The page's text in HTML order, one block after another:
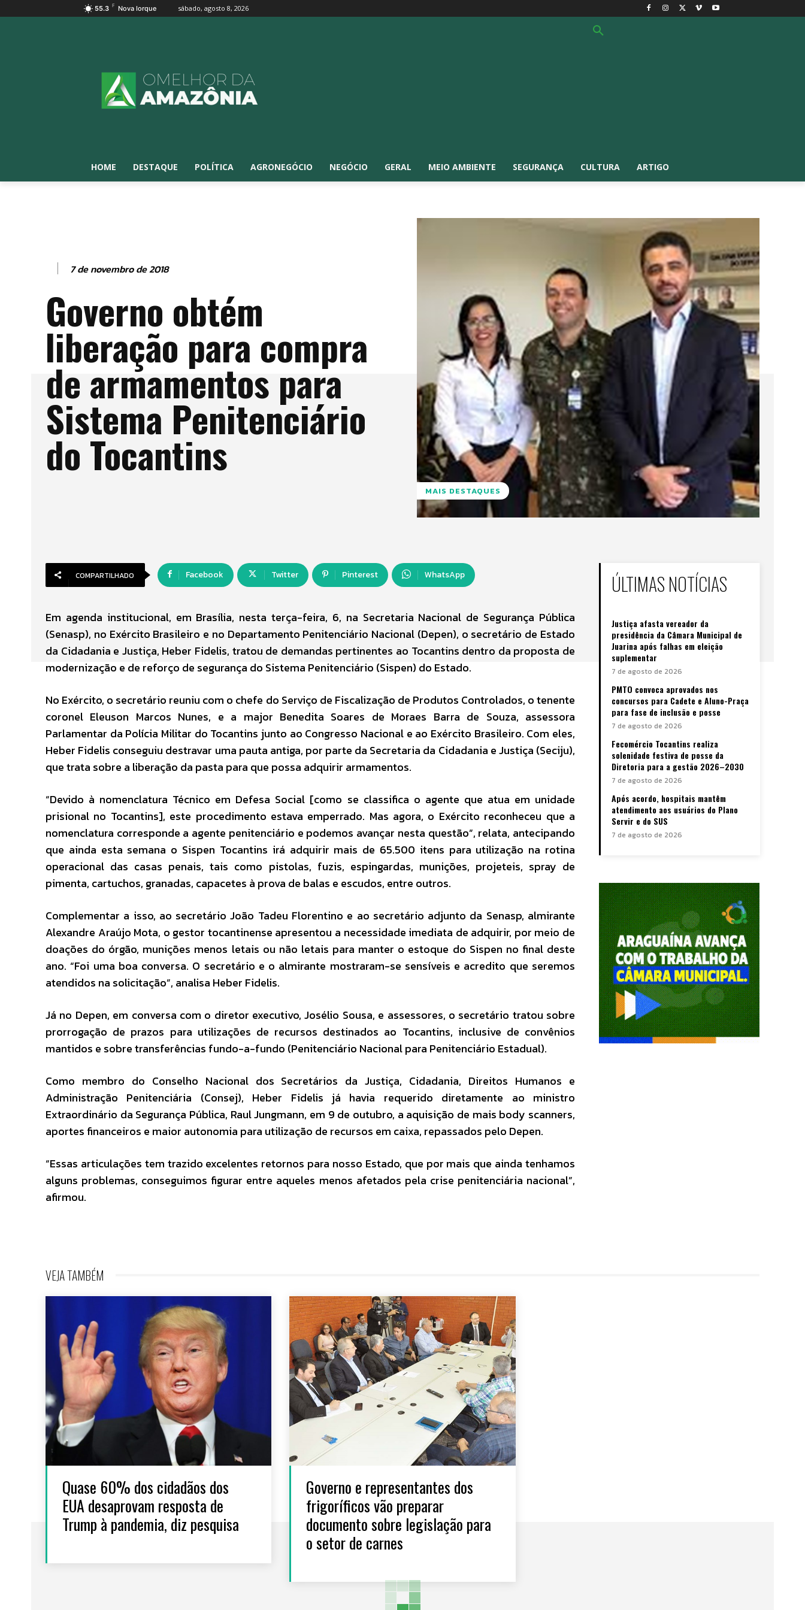
55.3 F Nova Iorque sábado, agosto 8, 2026
HOME DESTAQUE POLÍTICA AGRONEGÓCIO NEGÓCIO GERAL MEIO AMBIENTE SEGURANÇA CULTURA ARTIGO
7 de novembro de 2018
Governo obtém
liberação para compra
de armamentos para
Sistema Penitenciário
do Tocantins
MAIS DESTAQUES
COMPARTILHADO Facebook Twitter Pinterest WhatsApp
Em agenda institucional, em Brasília, nesta terça-feira, 6, na Secretaria Nacional de Segurança Pública
(Senasp), no Exército Brasileiro e no Departamento Penitenciário Nacional (Depen), o secretário de Estado
da Cidadania e Justiça, Heber Fidelis, tratou de demandas pertinentes ao Tocantins dentro da proposta de
modernização e de reforço de segurança do Sistema Penitenciário (Sispen) do Estado.
No Exército, o secretário reuniu com o chefe do Serviço de Fiscalização de Produtos Controlados, o tenente
coronel Eleuson Marcos Nunes, e a major Benedita Soares de Moraes Barra de Souza, assessora
Parlamentar da Polícia Militar do Tocantins junto ao Congresso Nacional e ao Exército Brasileiro. Com eles,
Heber Fidelis conseguiu destravar uma pauta antiga, por parte da Secretaria da Cidadania e Justiça (Seciju),
que trata sobre a liberação da pasta para que possa adquirir armamentos.
“Devido à nomenclatura Técnico em Defesa Social [como se classifica o agente que atua em unidade
prisional no Tocantins], este procedimento estava emperrado. Mas agora, o Exército reconheceu que a
nomenclatura corresponde a agente penitenciário e podemos avançar nesta questão”, relata, antecipando
que ainda esta semana o Sispen Tocantins irá adquirir mais de 65.500 itens para utilização na rotina
operacional das casas penais, tais como pistolas, fuzis, espingardas, munições, projeteis, spray de
pimenta, cartuchos, granadas, capacetes à prova de balas e escudos, entre outros.
Complementar a isso, ao secretário João Tadeu Florentino e ao secretário adjunto da Senasp, almirante
Alexandre Araújo Mota, o gestor tocantinense apresentou a necessidade imediata de adquirir, por meio de
doações do órgão, munições menos letais ou não letais para manter o estoque do Sispen no final deste
ano. “Foi uma boa conversa. O secretário e o almirante mostraram-se sensíveis e acredito que seremos
atendidos na solicitação”, analisa Heber Fidelis.
Já no Depen, em conversa com o diretor executivo, Josélio Sousa, e assessores, o secretário tratou sobre
prorrogação de prazos para utilizações de recursos destinados ao Tocantins, inclusive de convênios
mantidos e sobre transferências fundo-a-fundo (Penitenciário Nacional para Penitenciário Estadual).
Como membro do Conselho Nacional dos Secretários da Justiça, Cidadania, Direitos Humanos e
Administração Penitenciária (Consej), Heber Fidelis já havia requerido diretamente ao ministro
Extraordinário da Segurança Pública, Raul Jungmann, em 9 de outubro, a aquisição de mais body scanners,
aportes financeiros e maior autonomia para utilização de recursos em caixa, repassados pelo Depen.
“Essas articulações tem trazido excelentes retornos para nosso Estado, que por mais que ainda tenhamos
alguns problemas, conseguimos figurar entre aqueles menos afetados pela crise penitenciária nacional”,
afirmou.
ÚLTIMAS NOTÍCIAS
Justiça afasta vereador da
presidência da Câmara Municipal de
Juarina após falhas em eleição
suplementar
7 de agosto de 2026
PMTO convoca aprovados nos
concursos para Cadete e Aluno-Praça
para fase de inclusão e posse
7 de agosto de 2026
Fecomércio Tocantins realiza
solenidade festiva de posse da
Diretoria para a gestão 2026–2030
7 de agosto de 2026
Após acordo, hospitais mantêm
atendimento aos usuários do Plano
Servir e do SUS
7 de agosto de 2026
VEJA TAMBÉM
Quase 60% dos cidadãos dos
EUA desaprovam resposta de
Trump à pandemia, diz pesquisa
Governo e representantes dos
frigoríficos vão preparar
documento sobre legislação para
o setor de carnes